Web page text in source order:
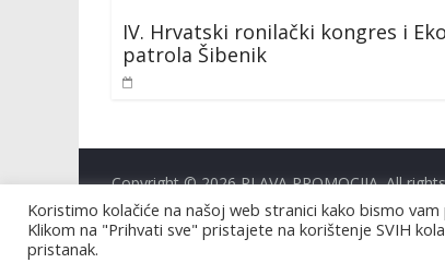
IV. Hrvatski ronilački kongres i Eko
patrola Šibenik
Copyright © 2026PLAVA PROMOCIJA. All
Koristimo kolačiće na našoj web stranici kako bismo
Klikom na "Prihvati sve" pristajete na korištenje SVIH
pristanak.